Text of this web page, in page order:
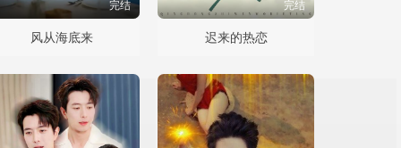
完结
风从海底来
完结
迟来的热恋